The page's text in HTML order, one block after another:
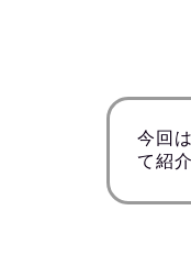
今回
て紹